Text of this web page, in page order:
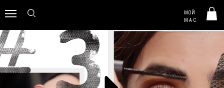
МОЙ
M·A·C